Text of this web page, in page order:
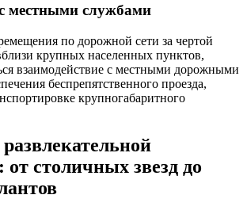
местными службами
по дорожной сети за чертой
крупных населенных пунктов,
взаимодействие с местными дорожными
беспрепятственного проезда,
крупногабаритного
столичных звезд до